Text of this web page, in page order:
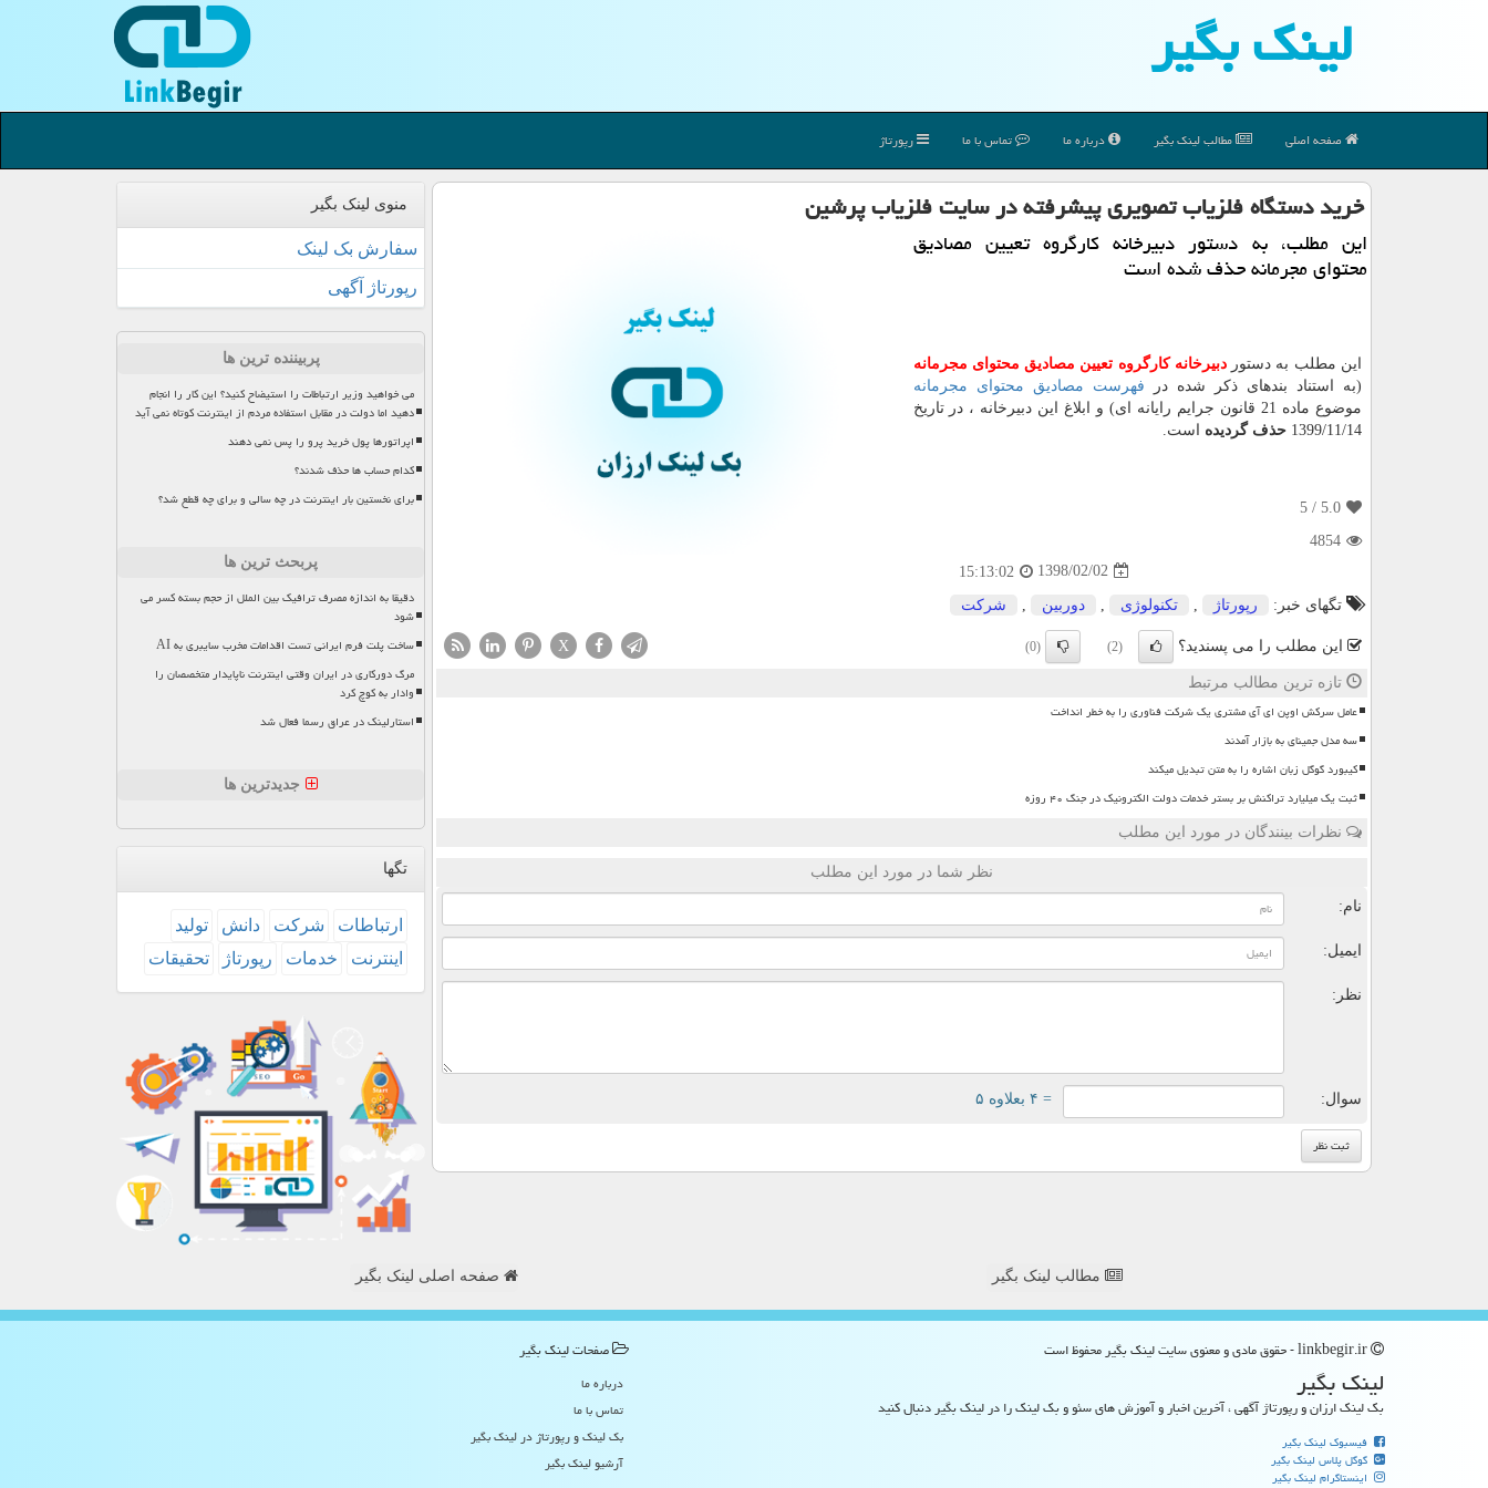
لینك بگیر
صفحه اصلی مطالب لینك بگیر درباره ما تماس با ما رپورتاژ
خرید دستگاه فلزیاب تصویری پیشرفته در سایت فلزیاب پرشین
این مطلب، به دستور دبیرخانه كارگروه تعیین مصادیق
محتوای مجرمانه حذف شده است
این مطلب به دستوردبیرخانه كارگروه تعیین مصادیق محتوای مجرمانه
(به استناد بندهای ذکر شده در فهرست مصادیق محتوای مجرمانه
موضوع ماده 21 قانون جرایم رایانه ای) و ابلاغ این دبیرخانه ، در تاریخ
1399/11/14 حذف گردیده است.
5.0
/ 5
4854
1398/02/02
15:13:02
تگهای خبر:
رپورتاژ تكنولوژی دوربین شركت
این مطلب را می پسندید؟ (2)
(0)
X
تازه ترین مطالب مرتبط
عامل سرکش اوپن ای آی مشتری یک شرکت فناوری را به خطر انداخت
سه مدل جمینای به بازار آمدند
کیبورد گوگل زبان اشاره را به متن تبدیل میکند
ثبت یک میلیارد تراکنش بر بستر خدمات دولت الکترونیک در جنگ ۴۰ روزه
نظرات بینندگان در مورد این مطلب
نظر شما در مورد این مطلب
نام:
ایمیل:
نظر:
سوال: = ۴ بعلاوه ۵
منوی لینک بگیر
سفارش بک لینک
رپورتاژ آگهی
پربیننده ترین ها
می خواهید وزیر ارتباطات را استیضاح کنید؟ این کار را انجام
دهید اما دولت در مقابل استفاده مردم از اینترنت کوتاه نمی آید
اپراتورها پول خرید پرو را پس نمی دهند
کدام حساب ها حذف شدند؟
برای نخستین بار اینترنت در چه سالی و برای چه قطع شد؟
پربحث ترین ها
دقیقا به اندازه مصرف ترافیک بین الملل از حجم بسته کسر می
شود
ساخت پلت فرم ایرانی تست اقدامات مخرب سایبری به AI
مرگ دورکاری در ایران وقتی اینترنت ناپایدار متخصصان را
وادار به کوچ کرد
استارلینک در عراق رسما فعال شد
جدیدترین ها
تگها
ارتباطات شركت دانش
تولید
اینترنت
خدمات رپورتاژ تحقیقات
مطالب لینک بگیر صفحه اصلی لینک بگیر
لینك بگیر
بک لینک ارزان و رپورتاژ آگهی ، آخرین اخبار و آموزش های سئو و بک لینک را در لینک بگیر دنبال کنید
فیسبوک لینک بگیر
گوگل پلاس لینک بگیر
اینستاگرام لینک بگیر
صفحات لینك بگیر
درباره ما
تماس با ما
بک لینک و رپورتاژ در لینك بگیر
آرشیو لینك بگیر